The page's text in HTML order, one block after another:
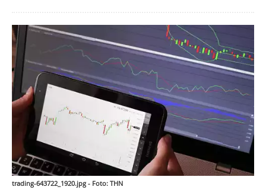
trading-643722_1920.jpg - Foto: THN